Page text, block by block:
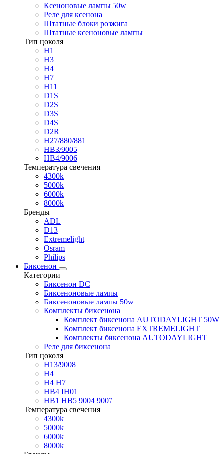
Ксеноновые лампы 50w
Реле для ксенона
Штатные блоки розжига
Штатные ксеноновые лампы
Тип цоколя
H1
H3
H4
H7
H11
D1S
D2S
D3S
D4S
D2R
H27/880/881
HB3/9005
HB4/9006
Температура свечения
4300k
5000k
6000k
8000k
Бренды
ADL
D13
Extremelight
Osram
Philips
Биксенон
Категории
Биксенон DC
Биксеноновые лампы
Биксеноновые лампы 50w
Комплекты биксенона
Комплект биксенона AUTODAYLIGHT 50W
Комплект биксенона EXTREMELIGHT
Комплекты биксенона AUTODAYLIGHT
Реле для биксенона
Тип цоколя
H13/9008
H4
H4 H7
HB4 IH01
HB1 HB5 9004 9007
Температура свечения
4300k
5000k
6000k
8000k